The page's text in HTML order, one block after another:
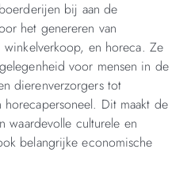
bij aan de
het genereren van
en horeca. Ze
voor mensen in de
dierenverzorgers tot
Dit maakt de
waardevolle culturele en
belangrijke economische